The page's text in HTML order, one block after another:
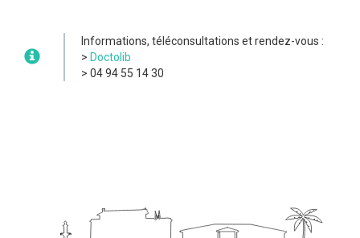
Informations, téléconsultations et rendez-vous :
> Doctolib
> 04 94 55 14 30